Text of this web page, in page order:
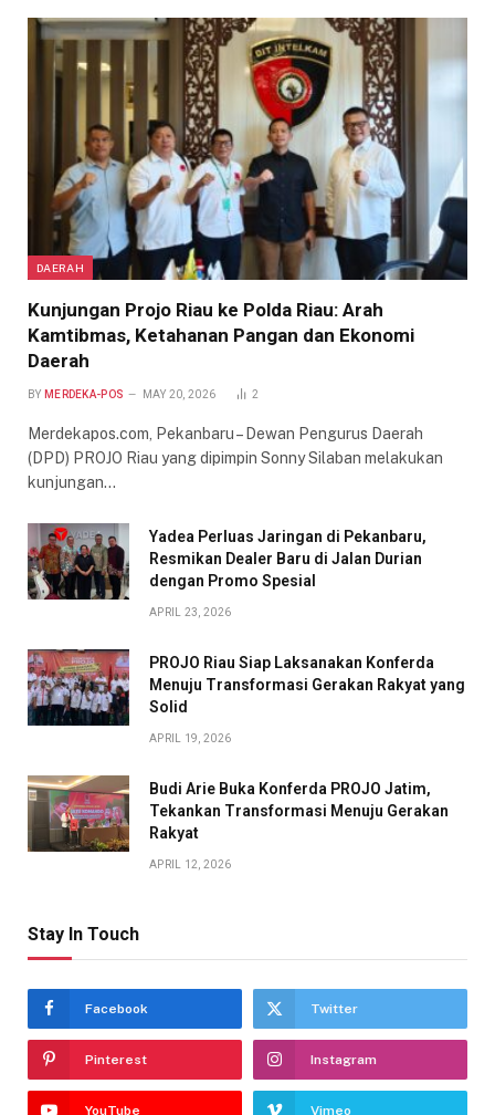
DAERAH
Kunjungan Projo Riau ke Polda Riau: Arah
Kamtibmas, Ketahanan Pangan dan Ekonomi
Daerah
BY MERDEKA-POS MAY 20, 2026 2
Merdekapos.com, Pekanbaru – Dewan Pengurus Daerah
(DPD) PROJO Riau yang dipimpin Sonny Silaban melakukan
kunjungan…
Yadea Perluas Jaringan di Pekanbaru,
Resmikan Dealer Baru di Jalan Durian
dengan Promo Spesial
APRIL 23, 2026
PROJO Riau Siap Laksanakan Konferda
Menuju Transformasi Gerakan Rakyat yang
Solid
APRIL 19, 2026
Budi Arie Buka Konferda PROJO Jatim,
Tekankan Transformasi Menuju Gerakan
Rakyat
APRIL 12, 2026
Stay In Touch
Facebook Twitter
Pinterest Instagram
YouTube Vimeo